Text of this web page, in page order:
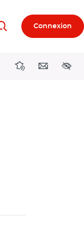
RechercherConnexion
DirectionsContact